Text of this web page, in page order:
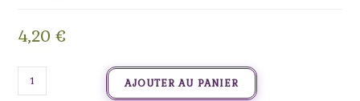
4,20€
AJOUTER AU PANIER